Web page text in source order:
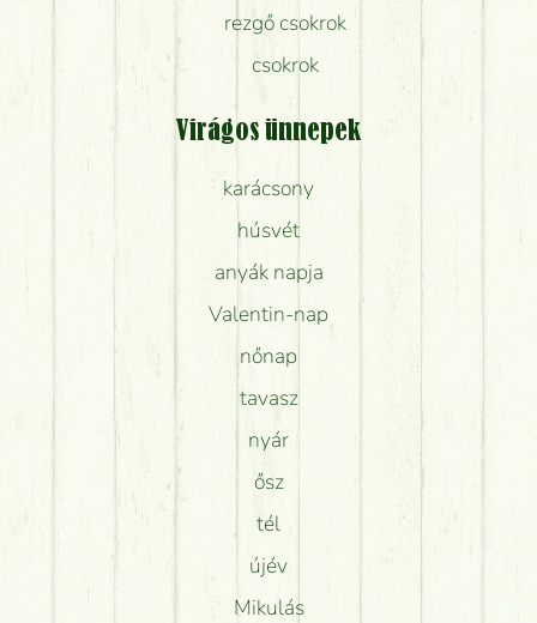
rezgő csokrok
csokrok
Virágos ünnepek
karácsony
húsvét
anyák napja
Valentin-nap
nőnap
tavasz
nyár
ősz
tél
újév
Mikulás